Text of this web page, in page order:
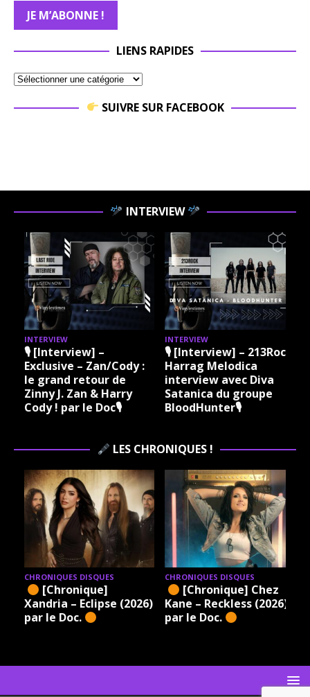
LIENS RAPIDES
SUIVRE SUR FACEBOOK
INTERVIEW
INTERVIEW
🎙 [Interview] –
Exclusive – Zan/Cody :
le grand retour de
Zinny J. Zan & Harry
Cody ! par le Doc🎙
INTERVIEW
🎙 [Interview] – 213Rock
Harrag Melodica
interview avec Diva
Satanica du groupe
BloodHunter🎙
LES CHRONIQUES !
CHRONIQUES DISQUES
[Chronique]
Xandria – Eclipse (2026)
par le Doc.
CHRONIQUES DISQUES
[Chronique] Chez
Kane – Reckless (2026)
par le Doc.